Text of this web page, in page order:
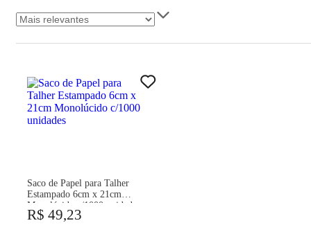
Saco de Papel para Talher
Estampado 6cm x 21cm
Monolúcido c/1000 unidades
R$ 49,23